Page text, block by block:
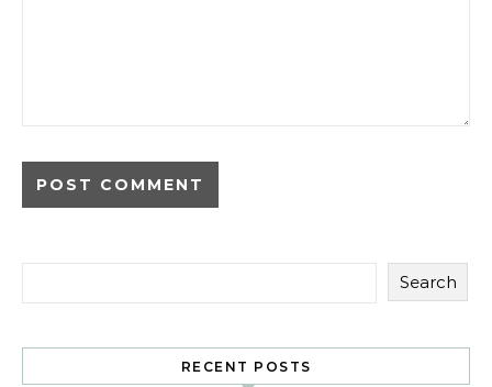
Search
RECENT POSTS